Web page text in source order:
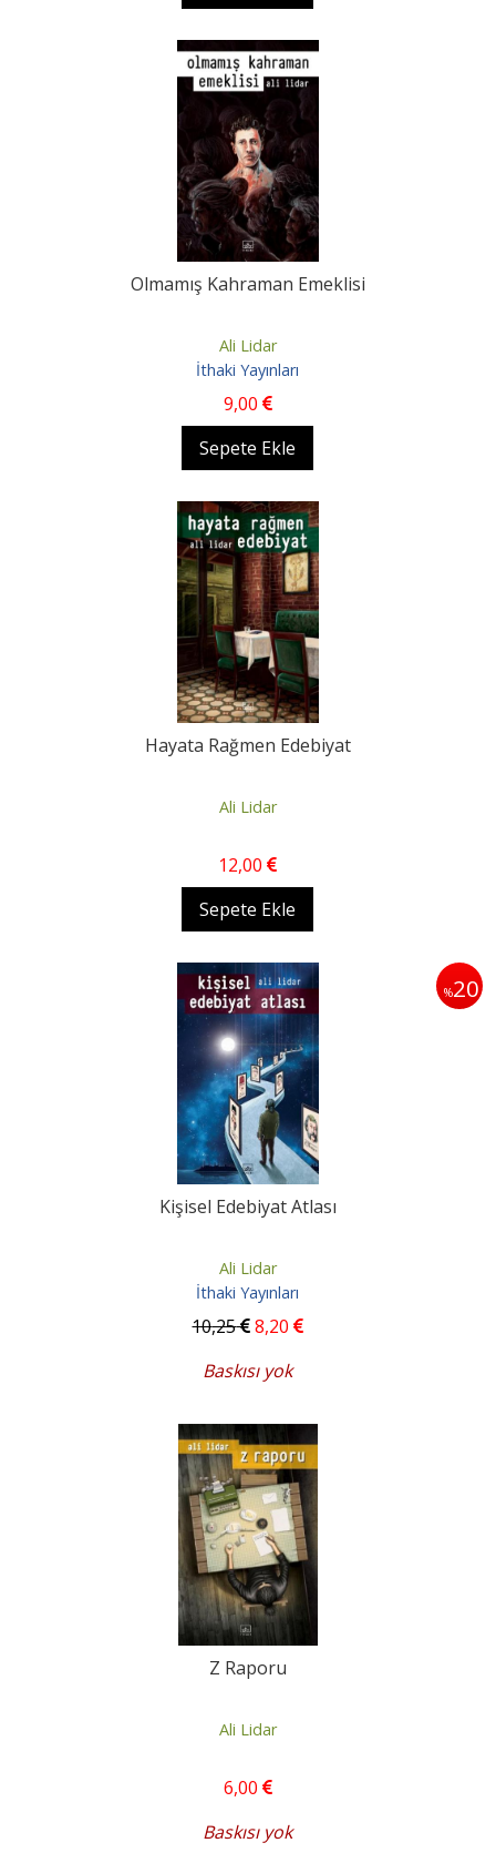
Olmamış Kahraman Emeklisi
Ali Lidar
İthaki Yayınları
9,00
Sepete Ekle
Hayata Rağmen Edebiyat
Ali Lidar
12,00
Sepete Ekle
%20
Kişisel Edebiyat Atlası
Ali Lidar
İthaki Yayınları
10,25 8,20
Baskısı yok
Z Raporu
Ali Lidar
6,00
Baskısı yok